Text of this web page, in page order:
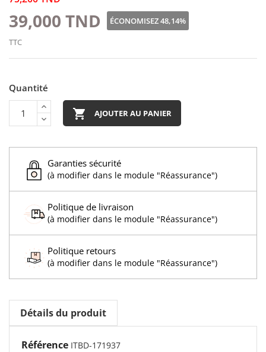
39,000 TND
ÉCONOMISEZ 48,14%
TTC
Quantité
 AJOUTER AU PANIER
Garanties sécurité
(à modifier dans le module "Réassurance")
Politique de livraison
(à modifier dans le module "Réassurance")
Politique retours
(à modifier dans le module "Réassurance")
Détails du produit
Référence ITBD-171937